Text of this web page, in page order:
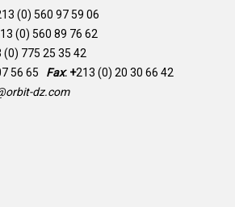
(0) 560 97 59 06
(0) 560 89 76 62
775 25 35 42
56 65 Fax: +213 (0) 20 30 66 42
dz.com